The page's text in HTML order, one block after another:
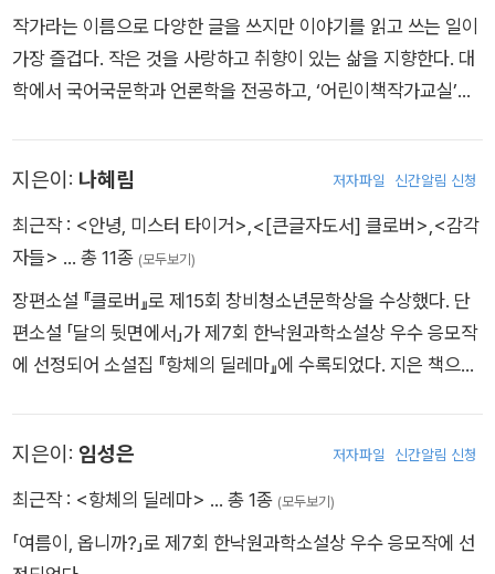
되었다.
작가라는 이름으로 다양한 글을 쓰지만 이야기를 읽고 쓰는 일이
가장 즐겁다. 작은 것을 사랑하고 취향이 있는 삶을 지향한다. 대
학에서 국어국문학과 언론학을 전공하고, ‘어린이책작가교실’에
지은이: 나혜림 저자파일 신간알림 신청
최근작 : <안녕, 미스터 타이거>,<[큰글자도서] 클로버>,<감각
자들> … 총 11종 (모두보기)
장편소설 『클로버』로 제15회 창비청소년문학상을 수상했다. 단
편소설 「달의 뒷면에서」가 제7회 한낙원과학소설상 우수 응모작
에 선정되어 소설집 『항체의 딜레마』에 수록되었다. 지은 책으로
지은이: 임성은 저자파일 신간알림 신청
최근작 : <항체의 딜레마> … 총 1종 (모두보기)
「여름이, 옵니까?」로 제7회 한낙원과학소설상 우수 응모작에 선